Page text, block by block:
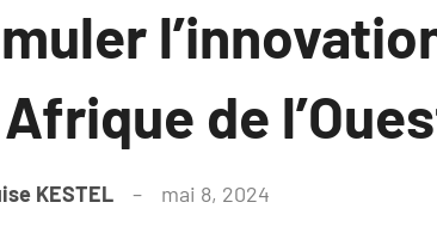
de
KESTEL mai 8, 2024